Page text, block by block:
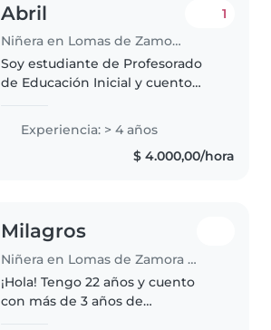
Abril
Niñera en Lomas de Zamora (Buenos Aires)
1
Soy estudiante de Profesorado
de Educación Inicial y cuento
acompañamiento de niños. He
trabajado en un salón infantil y
también me he desempeñado
Experiencia: > 4 años
$ 4.000,00/hora
Milagros
Niñera en Lomas de Zamora (Buenos Aires)
¡Hola! Tengo 22 años y cuento
con más de 3 años de